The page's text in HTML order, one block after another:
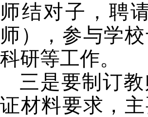
师结对子，聘
师），参与学
科研等工作。
三是要制订
证材料要求，